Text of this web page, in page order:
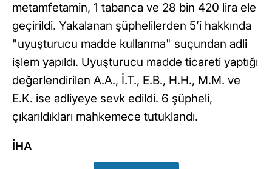
metamfetamin, 1 tabanca ve 28 bin 420 lira ele
geçirildi. Yakalanan şüphelilerden 5’i hakkında
"uyuşturucu madde kullanma" suçundan adli
işlem yapıldı. Uyuşturucu madde ticareti yaptığı
değerlendirilen A.A., İ.T., E.B., H.H., M.M. ve
E.K. ise adliyeye sevk edildi. 6 şüpheli,
çıkarıldıkları mahkemece tutuklandı.
İHA